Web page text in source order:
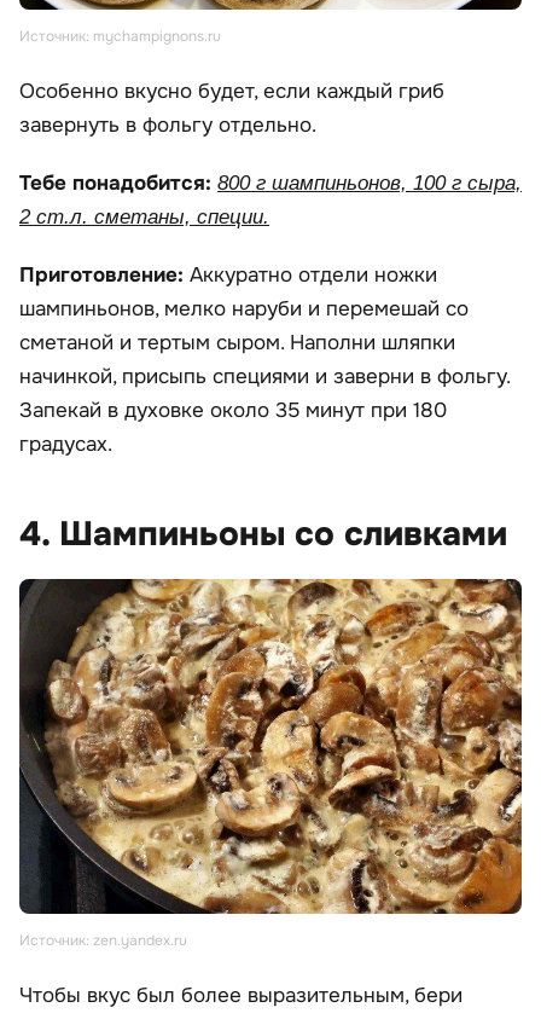
Источник: mychampignons.ru
Особенно вкусно будет, если каждый гриб
завернуть в фольгу отдельно.
Тебе понадобится: 800 г шампиньонов, 100 г сыра,
2 ст.л. сметаны, специи.
Приготовление: Аккуратно отдели ножки
шампиньонов, мелко наруби и перемешай со
сметаной и тертым сыром. Наполни шляпки
начинкой, присыпь специями и заверни в фольгу.
Запекай в духовке около 35 минут при 180
градусах.
4. Шампиньоны со сливками
Источник: zen.yandex.ru
Чтобы вкус был более выразительным, бери